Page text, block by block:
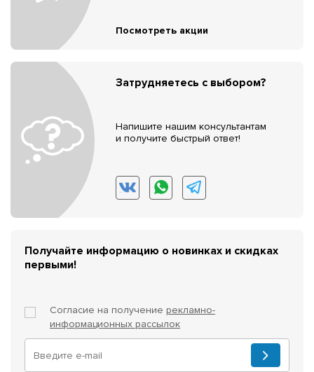
Посмотреть акции
Затрудняетесь с выбором?
Напишите нашим консультантам
и получите быстрый ответ!
Получайте информацию о новинках и скидках
первыми!
Согласие на получение рекламно-
информационных рассылок